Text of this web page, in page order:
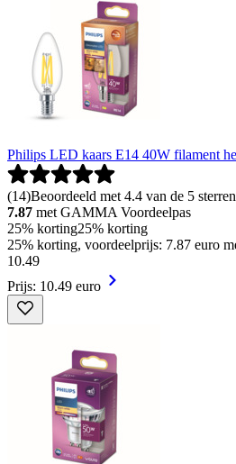
Philips LED kaars E14 40W filament
(14)Beoordeeld met 4.4 van de 5
7.87 met GAMMA Voordeelpas
25% korting25% korting
25% korting, voordeelprijs: 7.87 euro
10.49
Prijs: 10.49 euro